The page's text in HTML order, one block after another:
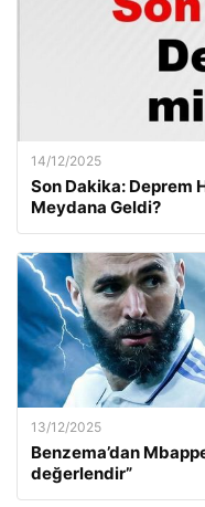
14/12/2025
Son Dakika: Deprem
Meydana Geldi?
13/12/2025
Benzema’dan
değerlendir”